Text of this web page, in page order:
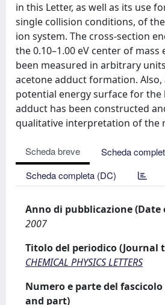
in this Letter, as well as its use
single collision conditions, of
ion system. The cross-section
the 0.10–1.00 eV center of mass
been measured in arbitrary
acetone adduct formation. Also,
potential energy surface for the
adduct has been constructed
qualitative interpretation of the
Scheda breve
Scheda
Scheda completa (DC)
Anno di pubblicazione
2007
Titolo del periodico (Journal
CHEMICAL PHYSICS LETTERS
Numero e parte del
and part)